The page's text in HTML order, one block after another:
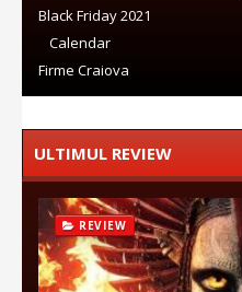
Black Friday 2021
Calendar
Firme Craiova
ULTIMUL REVIEW
REVIEW